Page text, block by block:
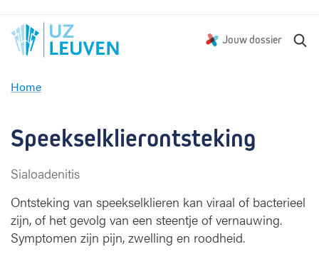
Jouw dossier
Home
e
s
l
k
l
Speekselklierontsteking
Sialoadenitis
Ontsteking van speekselklieren kan viraal of bacterieel
zijn, of het gevolg van een steentje of vernauwing.
Symptomen zijn pijn, zwelling en roodheid.